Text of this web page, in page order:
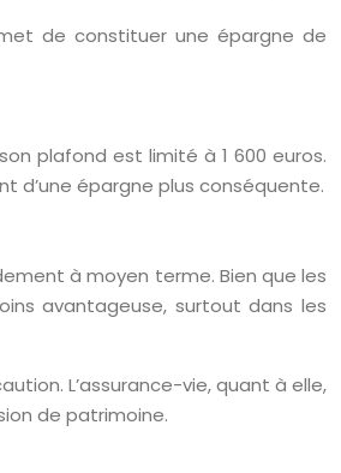
de constituer une épargne de
plafond est limité à 1 600 euros.
d’une épargne plus conséquente.
à moyen terme. Bien que les
avantageuse, surtout dans les
L’assurance-vie, quant à elle,
de patrimoine.